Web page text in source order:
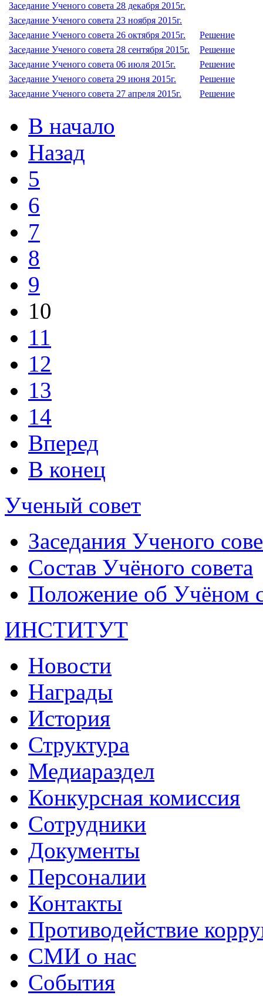
Заседание Ученого совета 28 декабря 2015г.
Заседание Ученого совета 23 ноября 2015г.
Заседание Ученого совета 26 октября 2015г.
Решение
Заседание Ученого совета 28 сентября 2015г.
Решение
Заседание Ученого совета 06 июля 2015г.
Решение
Заседание Ученого совета 29 июня 2015г.
Решение
Заседание Ученого совета 27 апреля 2015г.
Решение
В начало
Назад
5
6
7
8
9
10
11
12
13
14
Вперед
В конец
Ученый совет
Заседания Ученого
Состав Учёного совета
Положение об Учёном
ИНСТИТУТ
Новости
Награды
История
Структура
Медиараздел
Конкурсная комиссия
Сотрудники
Документы
Персоналии
Контакты
Противодействие
СМИ о нас
События